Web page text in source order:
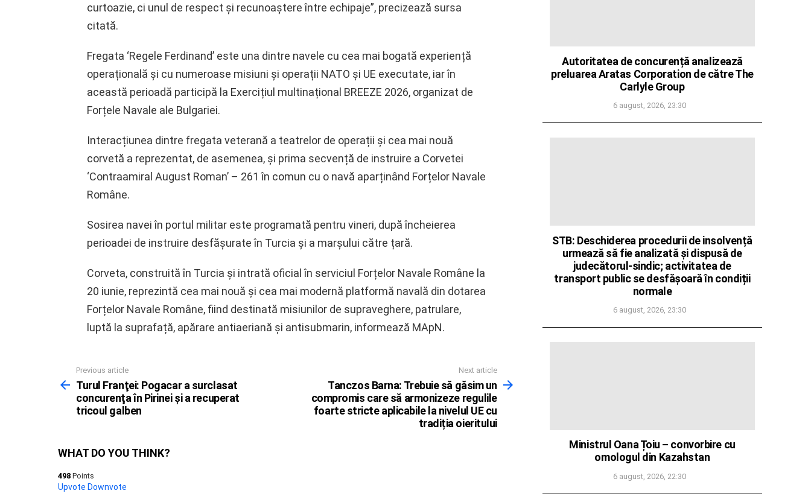
curtoazie, ci unul de respect și recunoaștere între echipaje”, precizează sursa
citată.
Fregata ‘Regele Ferdinand’ este una dintre navele cu cea mai bogată experiență
operațională și cu numeroase misiuni și operații NATO și UE executate, iar în
această perioadă participă la Exercițiul multinațional BREEZE 2026, organizat de
Forțele Navale ale Bulgariei.
Interacțiunea dintre fregata veterană a teatrelor de operații și cea mai nouă
corvetă a reprezentat, de asemenea, și prima secvență de instruire a Corvetei
‘Contraamiral August Roman’ – 261 în comun cu o navă aparținând Forțelor Navale
Române.
Sosirea navei în portul militar este programată pentru vineri, după încheierea
perioadei de instruire desfășurate în Turcia și a marșului către țară.
Corveta, construită în Turcia și intrată oficial în serviciul Forțelor Navale Române la
20 iunie, reprezintă cea mai nouă și cea mai modernă platformă navală din dotarea
Forțelor Navale Române, fiind destinată misiunilor de supraveghere, patrulare,
luptă la suprafață, apărare antiaeriană și antisubmarin, informează MApN.
more
Previous article
Turul Franţei: Pogacar a surclasat
concurenţa în Pirinei şi a recuperat
tricoul galben
Next article
Tanczos Barna: Trebuie să găsim un
compromis care să armonizeze regulile
foarte stricte aplicabile la nivelul UE cu
tradiția oieritului
WHAT DO YOU THINK?
498 Points
Upvote Downvote
Autoritatea de concurență analizează
preluarea Aratas Corporation de către The
Carlyle Group
6 august, 2026, 23:30
STB: Deschiderea procedurii de insolvență
urmează să fie analizată și dispusă de
judecătorul-sindic; activitatea de
transport public se desfășoară în condiții
normale
6 august, 2026, 23:30
Ministrul Oana Țoiu – convorbire cu
omologul din Kazahstan
6 august, 2026, 22:30